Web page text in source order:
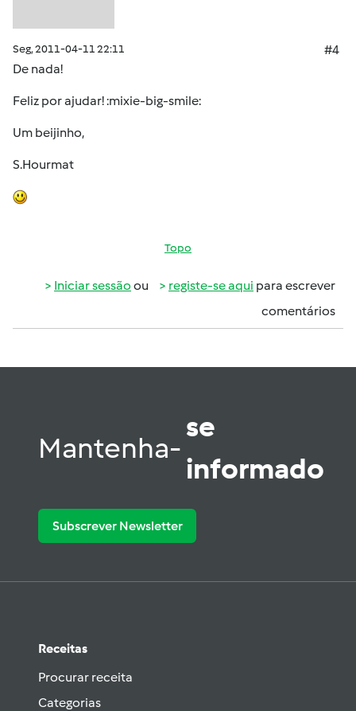
Seg, 2011-04-11 22:11
#4
De nada!
Feliz por ajudar! :mixie-big-smile:
Um beijinho,
S.Hourmat
Topo
Iniciar sessão ou registe-se aqui para escrever
comentários
Mantenha-
se
informado
Subscrever Newsletter
Receitas
Procurar receita
Categorias